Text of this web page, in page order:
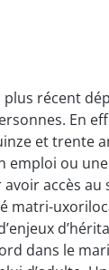
récent
En
et trente
emploi ou
accès au
matri-
dans le